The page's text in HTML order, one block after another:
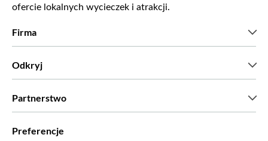
ofercie lokalnych wycieczek i atrakcji.
Firma
Odkryj
Partnerstwo
Preferencje